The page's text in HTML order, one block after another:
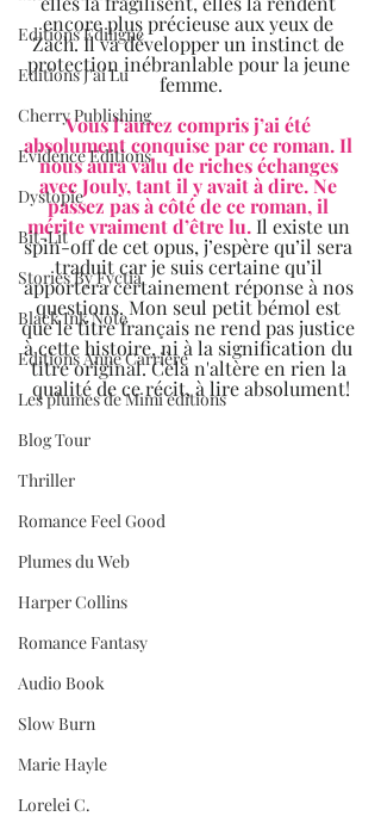
Editions Ediligne
Editions J'ai Lu
Cherry Publishing
Evidence Editions
Dystopie
Bit-Lit
Stories By Fyctia
Black Ink Note
Editions Anne Carrière
Les plumes de Mimi éditions
Blog Tour
Thriller
Romance Feel Good
Plumes du Web
Harper Collins
Romance Fantasy
Audio Book
Slow Burn
Marie Hayle
Lorelei C.
encore plus précieuse aux yeux de
Zach. Il va développer un instinct de
protection inébranlable pour la jeune
femme.
Vous l’aurez compris j’ai été
absolument conquise par ce roman. Il
nous aura valu de riches échanges
avec Jouly, tant il y avait à dire. Ne
passez pas à côté de ce roman, il
mérite vraiment d’être lu. Il existe un
spin-off de cet opus, j’espère qu’il sera
traduit car je suis certaine qu’il
apportera certainement réponse à nos
questions. Mon seul petit bémol est
que le titre français ne rend pas justice
à cette histoire, ni à la signification du
titre original. Cela n'altère en rien la
qualité de ce récit, à lire absolument!